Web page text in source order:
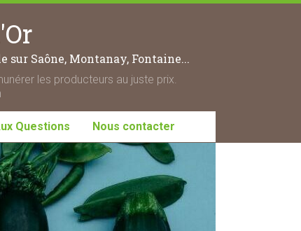
Saône, Montanay, Fontaine...
les producteurs au juste prix.
Questions Nous contacter